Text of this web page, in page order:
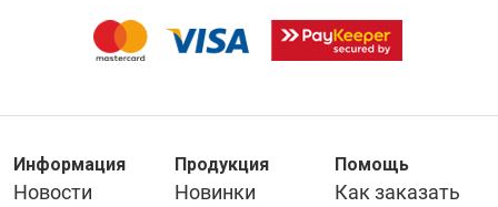
Информация
Новости
Продукция
Новинки
Помощь
Как заказать